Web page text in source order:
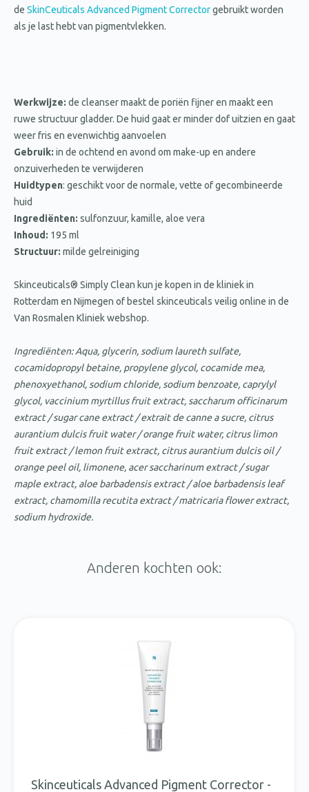
de SkinCeuticals Advanced Pigment Correctorgebruikt worden
als je last hebt van pigmentvlekken.
Werkwijze: de cleanser maakt de poriën fijner en maakt een
ruwe structuur gladder. De huid gaat er minder dof uitzien en gaat
weer fris en evenwichtig aanvoelen
Gebruik: in de ochtend en avond om make-up en andere
onzuiverheden te verwijderen
Huidtypen: geschikt voor de normale, vette of gecombineerde
huid
Ingrediënten: sulfonzuur, kamille, aloe vera
Inhoud: 195 ml
Structuur: milde gelreiniging
Skinceuticals® Simply Clean kun je kopen in de kliniek in
Rotterdam en Nijmegen of bestel skinceuticals veilig online in de
Van Rosmalen Kliniek webshop.
Ingrediënten: Aqua, glycerin, sodium laureth sulfate,
cocamidopropyl betaine, propylene glycol, cocamide mea,
phenoxyethanol, sodium chloride, sodium benzoate, caprylyl
glycol, vaccinium myrtillus fruit extract, saccharum officinarum
extract / sugar cane extract / extrait de canne a sucre, citrus
aurantium dulcis fruit water / orange fruit water, citrus limon
fruit extract / lemon fruit extract, citrus aurantium dulcis oil /
orange peel oil, limonene, acer saccharinum extract / sugar
maple extract, aloe barbadensis extract / aloe barbadensis leaf
extract, chamomilla recutita extract / matricaria flower extract,
sodium hydroxide.
Anderen kochten ook:
Skinceuticals Advanced Pigment Corrector -